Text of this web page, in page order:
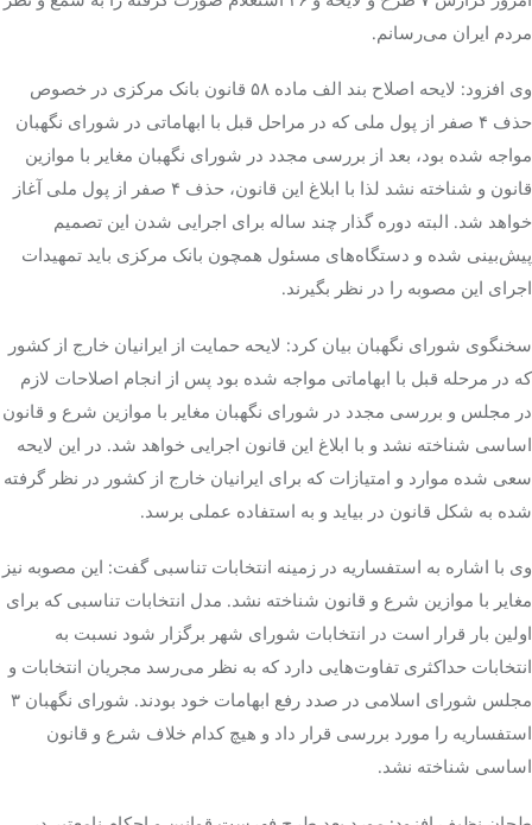
مردم ایران می‌رسانم.
وی افزود: لایحه اصلاح بند الف ماده ۵۸ قانون بانک مرکزی در خصوص
حذف ۴ صفر از پول ملی که در مراحل قبل با ابهاماتی در شورای نگهبان
مواجه شده بود، بعد از بررسی مجدد در شورای نگهبان مغایر با موازین
قانون و شناخته نشد لذا با ابلاغ این قانون، حذف ۴ صفر از پول ملی آغاز
خواهد شد. البته دوره گذار چند ساله برای اجرایی شدن این تصمیم
پیش‌بینی شده و دستگاه‌های مسئول همچون بانک مرکزی باید تمهیدات
اجرای این مصوبه را در نظر بگیرند.
سخنگوی شورای نگهبان بیان کرد: لایحه حمایت از ایرانیان خارج از کشور
که در مرحله قبل با ابهاماتی مواجه شده بود پس از انجام اصلاحات لازم
در مجلس و بررسی مجدد در شورای نگهبان مغایر با موازین شرع و قانون
اساسی شناخته نشد و با ابلاغ این قانون اجرایی خواهد شد. در این لایحه
سعی شده موارد و امتیازات که برای ایرانیان خارج از کشور در نظر گرفته
شده به شکل قانون در بیاید و به استفاده عملی برسد.
وی با اشاره به استفساریه در زمینه انتخابات تناسبی گفت: این مصوبه نیز
مغایر با موازین شرع و قانون شناخته نشد. مدل انتخابات تناسبی که برای
اولین بار قرار است در انتخابات شورای شهر برگزار شود نسبت به
انتخابات حداکثری تفاوت‌هایی دارد که به نظر می‌رسد مجریان انتخابات و
مجلس شورای اسلامی در صدد رفع ابهامات خود بودند. شورای نگهبان ۳
استفساریه را مورد بررسی قرار داد و هیچ کدام خلاف شرع و قانون
اساسی شناخته نشد.